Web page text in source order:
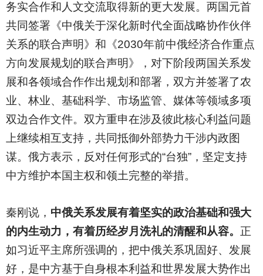
务实合作和人文交流取得新的更大发展。两国元首
共同签署《中俄关于深化新时代全面战略协作伙伴
关系的联合声明》和《2030年前中俄经济合作重点
方向发展规划的联合声明》，对下阶段两国关系发
展和各领域合作作出规划和部署，双方并签署了农
业、林业、基础科学、市场监管、媒体等领域多项
双边合作文件。双方重申在涉及彼此核心利益问题
上继续相互支持，共同抵御外部势力干涉内政图
谋。俄方表示，反对任何形式的“台独”，坚定支持
中方维护本国主权和领土完整的举措。
秦刚说， 中俄关系发展有着坚实的政治基础和强大
的内生动力，有着历经岁月洗礼的清醒和从容。 正
如习近平主席所强调的，把中俄关系巩固好、发展
好，是中方基于自身根本利益和世界发展大势作出